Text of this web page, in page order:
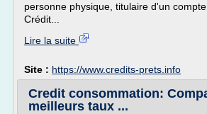
personne physique, titulaire d'un
Crédit...
Lire la suite
Site : https://www.credits-prets.info
Credit consommation:
meilleurs taux ...